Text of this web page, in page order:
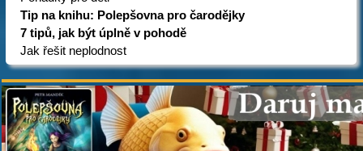
Tip na knihu: Polepšovna pro čarodějky
7 tipů, jak být úplně v pohodě
Jak řešit neplodnost